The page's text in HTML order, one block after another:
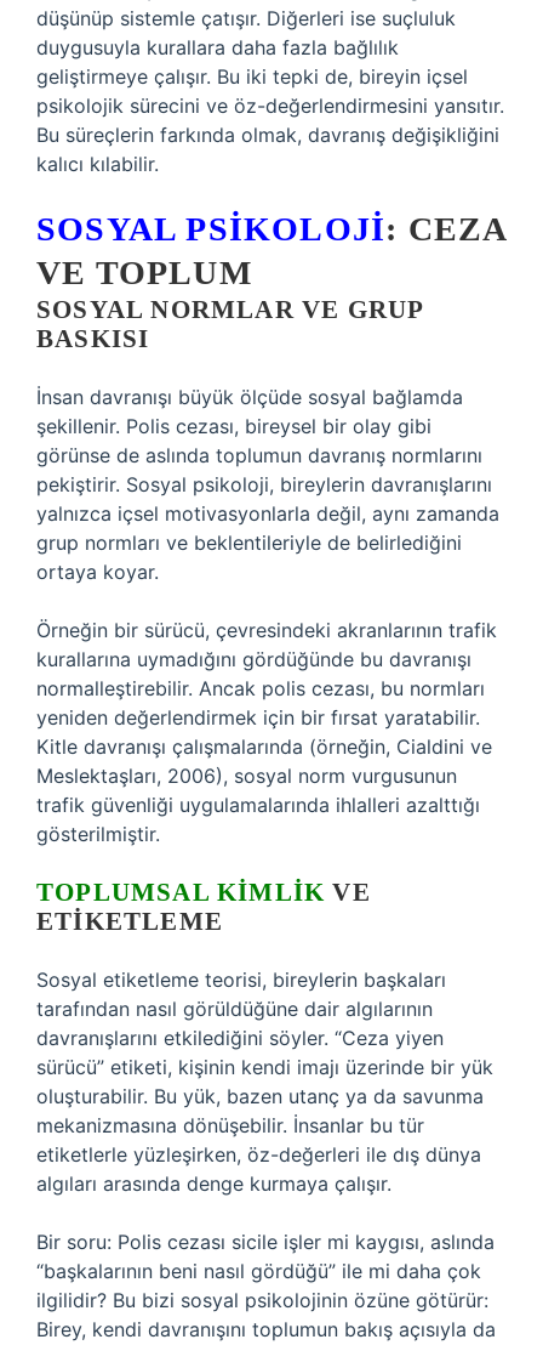
düşünüp sistemle çatışır. Diğerleri ise suçluluk
duygusuyla kurallara daha fazla bağlılık
geliştirmeye çalışır. Bu iki tepki de, bireyin içsel
psikolojik sürecini ve öz-değerlendirmesini yansıtır.
Bu süreçlerin farkında olmak, davranış değişikliğini
kalıcı kılabilir.
SOSYAL PSIKOLOJI: CEZA
VE TOPLUM
SOSYAL NORMLAR VE GRUP
BASKISI
İnsan davranışı büyük ölçüde sosyal bağlamda
şekillenir. Polis cezası, bireysel bir olay gibi
görünse de aslında toplumun davranış normlarını
pekiştirir. Sosyal psikoloji, bireylerin davranışlarını
yalnızca içsel motivasyonlarla değil, aynı zamanda
grup normları ve beklentileriyle de belirlediğini
ortaya koyar.
Örneğin bir sürücü, çevresindeki akranlarının trafik
kurallarına uymadığını gördüğünde bu davranışı
normalleştirebilir. Ancak polis cezası, bu normları
yeniden değerlendirmek için bir fırsat yaratabilir.
Kitle davranışı çalışmalarında (örneğin, Cialdini ve
Meslektaşları, 2006), sosyal norm vurgusunun
trafik güvenliği uygulamalarında ihlalleri azalttığı
gösterilmiştir.
TOPLUMSAL KIMLIK VE
ETIKETLEME
Sosyal etiketleme teorisi, bireylerin başkaları
tarafından nasıl görüldüğüne dair algılarının
davranışlarını etkilediğini söyler. “Ceza yiyen
sürücü” etiketi, kişinin kendi imajı üzerinde bir yük
oluşturabilir. Bu yük, bazen utanç ya da savunma
mekanizmasına dönüşebilir. İnsanlar bu tür
etiketlerle yüzleşirken, öz-değerleri ile dış dünya
algıları arasında denge kurmaya çalışır.
Bir soru: Polis cezası sicile işler mi kaygısı, aslında
“başkalarının beni nasıl gördüğü” ile mi daha çok
ilgilidir? Bu bizi sosyal psikolojinin özüne götürür:
Birey, kendi davranışını toplumun bakış açısıyla da